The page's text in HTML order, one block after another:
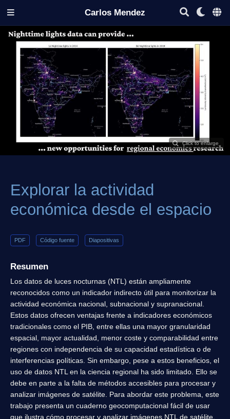
Carlos Mendez
Explorar la actividad
económica desde el espacio
PDF Código fuente Diapositivas
Resumen
Los datos de luces nocturnas (NTL) están ampliamente
reconocidos como un indicador indirecto útil para monitorizar la
actividad económica nacional, subnacional y supranacional.
Estos datos ofrecen ventajas frente a indicadores económicos
tradicionales como el PIB, entre ellas una mayor granularidad
espacial, mayor actualidad, menor coste y comparabilidad entre
regiones con independencia de su capacidad estadística o de
interferencias políticas. Sin embargo, pese a estos beneficios, el
uso de datos NTL en la ciencia regional ha sido limitado. Ello se
debe en parte a la falta de métodos accesibles para procesar y
analizar imágenes de satélite. Para abordar este problema, este
trabajo presenta un cuaderno geocomputacional fácil de usar
que ilustra cómo procesar y analizar imágenes NTL de satélite.